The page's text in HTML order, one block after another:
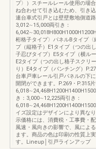
プ〉）スチールレール使用の場
ね合わせて引き込むため、引き
連台車式引戸とは壁壁敷地側道
3,012∼15,000両引き：
桁格子タイプ〉パネルBタイプ
プ（縦格子）E1タイプ（つの出
子忍びタイプ）E5タイプ（横ル
E2タイプ（つの出し格子スクリ
り）E4タイプ（パンチング）
台車戸車レール引戸パネルの下
開閉ができます。P.269・P.315
き：3,000∼12,225両引き：
イズ設定はデザインにより異な
示価格には、消費税・工事費・
風速・風向きの影響で、風によ
ます。商品の色は印刷の性質上
す。Lineup│引戸ラインアップ